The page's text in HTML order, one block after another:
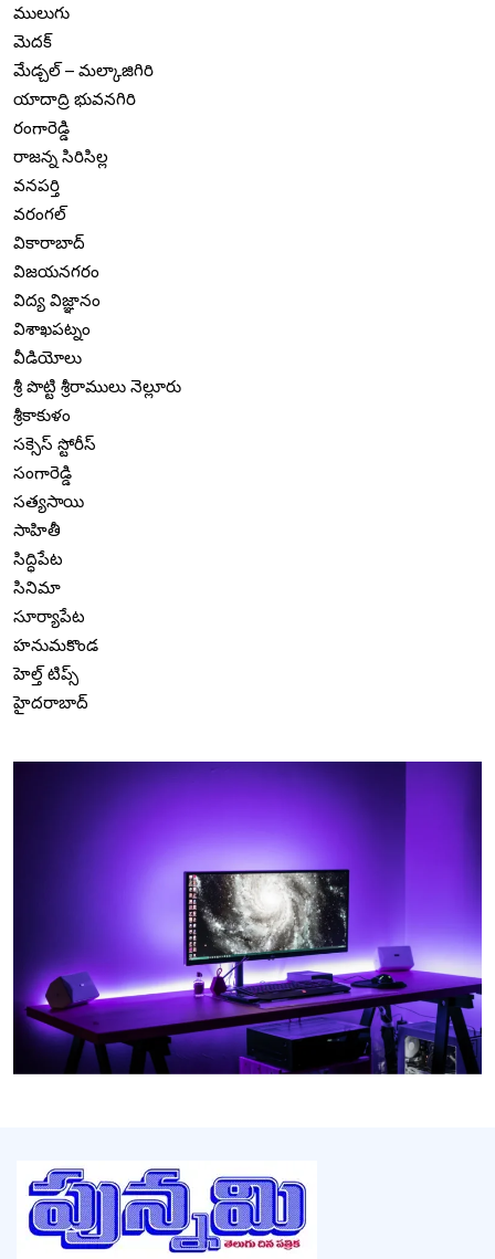
ములుగు
మెదక్
మేడ్చల్ – మల్కాజిగిరి
యాదాద్రి భువనగిరి
రంగారెడ్డి
రాజన్న సిరిసిల్ల
వనపర్తి
వరంగల్
వికారాబాద్
విజయనగరం
విద్య విజ్ఞానం
విశాఖపట్నం
వీడియోలు
శ్రీ పొట్టి శ్రీరాములు నెల్లూరు
శ్రీకాకుళం
సక్సెస్ స్టోరీస్
సంగారెడ్డి
సత్యసాయి
సాహితీ
సిద్ధిపేట
సినిమా
సూర్యాపేట
హనుమకొండ
హెల్త్ టిప్స్
హైదరాబాద్